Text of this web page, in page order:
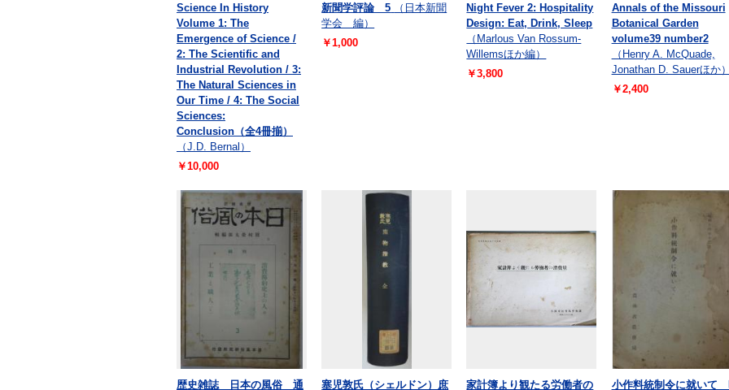
Science In History
Volume 1: The
Emergence of Science /
2: The Scientific and
Industrial Revolution / 3:
The Natural Sciences in
Our Time / 4: The Social
Sciences:
Conclusion（全4冊揃）
（J.D. Bernal）
￥10,000
新聞学評論 5
（日本新聞
学会 編）
￥1,000
Night Fever 2: Hospitality
Design: Eat, Drink, Sleep
（Marlous Van Rossum-
Willemsほか編）
￥3,800
Annals of the Missouri
Botanical Garden
volume39 number2
（Henry A. McQuade,
Jonathan D. Sauerほか）
￥2,400
歴史雑誌 日本の風俗 通 塞児敦氏（シェルドン）庶 家計簿より観たる労働者の 小作料統制令に就いて